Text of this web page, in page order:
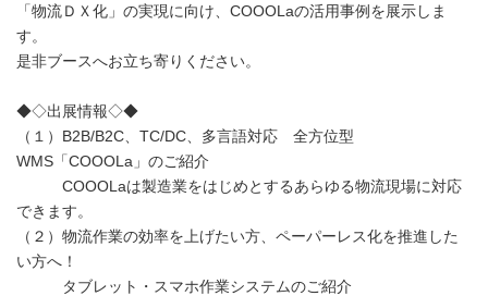
「物流ＤＸ化」の実現に向け、COOOLaの活用事例を展示しま
す。
是非ブースへお立ち寄りください。
◆◇出展情報◇◆
（１）B2B/B2C、TC/DC、多言語対応 全方位型
WMS「COOOLa」のご紹介
COOOLaは製造業をはじめとするあらゆる物流現場に対応
できます。
（２）物流作業の効率を上げたい方、ペーパーレス化を推進した
い方へ！
タブレット・スマホ作業システムのご紹介